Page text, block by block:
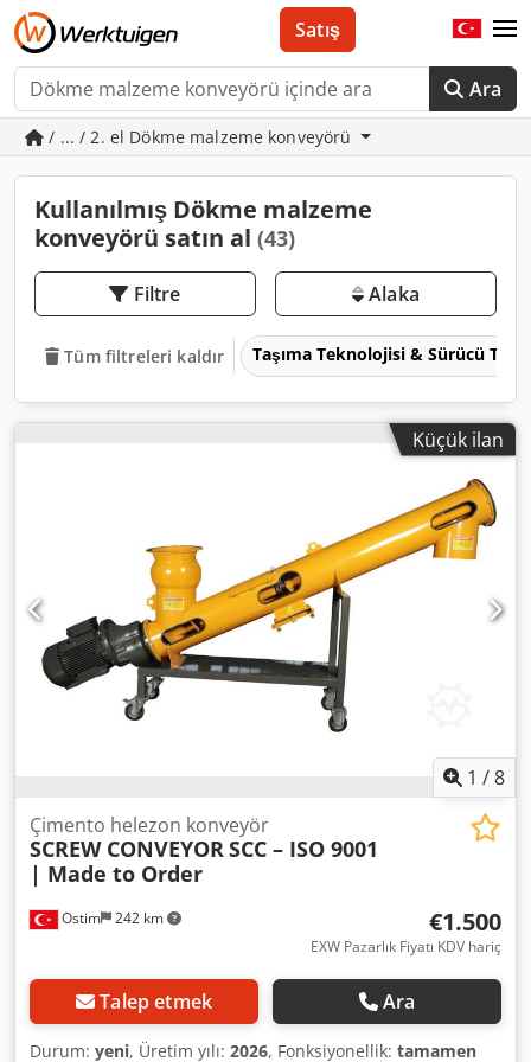
Ara
Satış
/ ... / 2. el Dökme malzeme konveyörü
Kullanılmış Dökme malzeme
konveyörü satın al (43)
Filtre Alaka
Tüm filtreleri kaldır Taşıma Teknolojisi & Sürücü
Küçük ilan
1 /8
Ostim 242 km
Çimento helezon konveyör
SCREW CONVEYORSCC – ISO 9001
| Made to Order
€1.500
EXW Pazarlık Fiyatı KDV hariç
Talep etmek Ara
Durum: yeni, Üretim yılı: 2026, Fonksiyonellik: tamamen